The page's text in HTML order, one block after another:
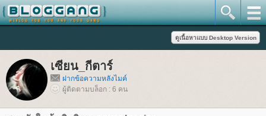
เซียน_กีตาร์
ฝากข้อความหลังไมค์
ผู้ติดตามบล็อก : 6 คน